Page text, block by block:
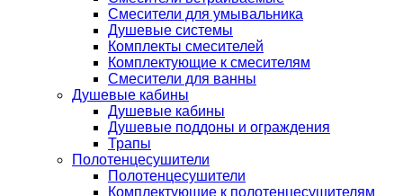
Смесители для умывальника
Душевые системы
Комплекты смесителей
Комплектующие к смесителям
Смесители для ванны
Душевые кабины
Душевые кабины
Душевые поддоны и ограждения
Трапы
Полотенцесушители
Полотенцесушители
Комплектующие к полотенцесушителям